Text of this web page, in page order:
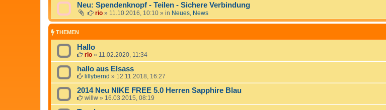
Neu: Spendenknopf - Teilen - Sichere Verbindung
rio » 11.10.2016, 10:10 » in Neues, News
THEMEN
Hallo
rio » 11.02.2020, 11:34
hallo aus Elsass
lillybernd » 12.11.2018, 16:27
2014 Neu NIKE FREE 5.0 Herren Sapphire Blau
willw » 16.03.2015, 08:19